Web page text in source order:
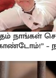
நாங்கள்
–